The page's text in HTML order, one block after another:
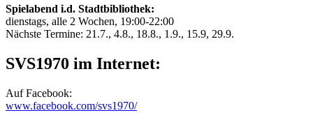
Spielabend i.d. Stadtbibliothek:
dienstags, alle 2 Wochen, 19:00-22:00
Nächste Termine: 21.7., 4.8., 18.8., 1.9., 15.9, 29.9.
SVS1970 im Internet:
Auf Facebook:
www.facebook.com/svs1970/